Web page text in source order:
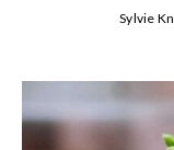
Sylvie